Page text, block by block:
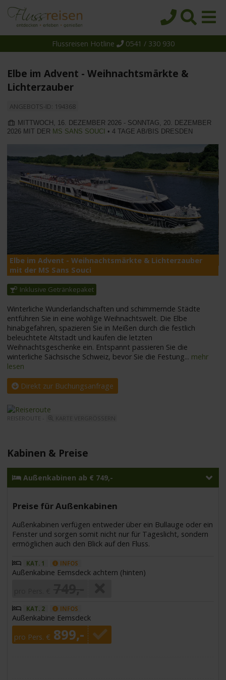
Reiseziele
Reedereien
Über uns
Wissen
Flussreisen Hotline 0541 / 330 930
Elbe im Advent - Weihnachtsmärkte &
Lichterzauber
ANGEBOTS-ID: 194368
MITTWOCH, 16. DEZEMBER 2026 - SONNTAG, 20. DEZEMBER
2026 MIT DER MS SANS SOUCI • 4 TAGE AB/BIS DRESDEN
Elbe im Advent - Weihnachtsmärkte & Lichterzauber
mit der MS Sans Souci
Inklusive Getränkepaket
Winterliche Wunderlandschaften und schimmernde Städte
entführen Sie in eine wohlige Weihnachtswelt. Die Elbe
hinabgefahren, spazieren Sie in Meißen durch die festlich
beleuchtete Altstadt und kaufen die letzten
Weihnachtsgeschenke ein. Entspannt passieren Sie die
winterliche Sächsische Schweiz, bevor Sie die Festung... mehr
lesen
Direkt zur Buchungsanfrage
REISEROUTE -
Kabinen & Preise
Außenkabinen ab € 749,-
Preise für Außenkabinen
Außenkabinen verfügen entweder über ein Bullauge oder ein
Fenster und sorgen somit nicht nur für Tageslicht, sondern
ermöglichen auch den Blick auf den Fluss.
KAT. 1 INFOS
Außenkabine Eemsdeck achtern (hinten)
KAT. 2 INFOS
Außenkabine Eemsdeck
pro Pers. € 899,-